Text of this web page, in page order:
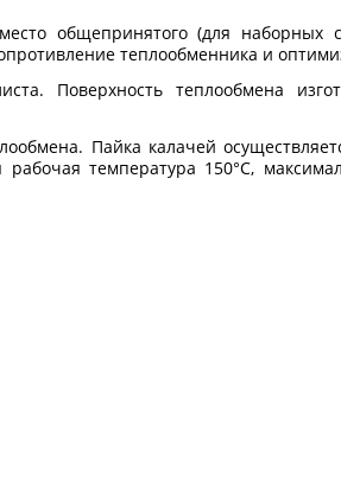
общепринятого (для наборных
теплообменника и
Поверхность теплообмена
Пайка калачей
температура 150°C,